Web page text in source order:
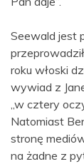
Seewald jest
roku włoski
wywiad z
„w cztery
Natomiast
stronę
na żadne z